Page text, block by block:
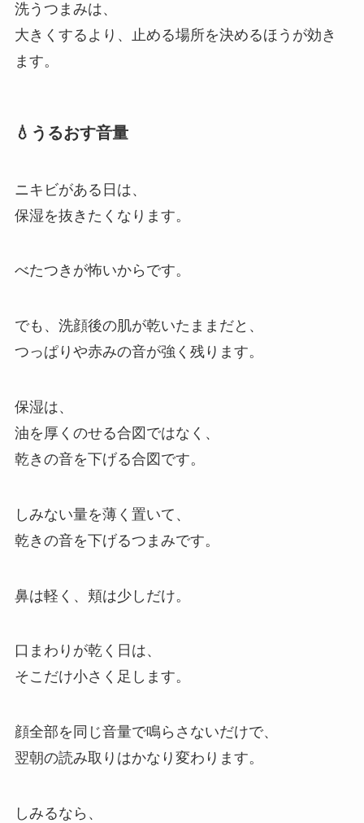
洗うつまみは、
大きくするより、止める場所を決めるほうが効き
ます。
💧うるおす音量
ニキビがある日は、
保湿を抜きたくなります。
べたつきが怖いからです。
でも、洗顔後の肌が乾いたままだと、
つっぱりや赤みの音が強く残ります。
保湿は、
油を厚くのせる合図ではなく、
乾きの音を下げる合図です。
しみない量を薄く置いて、
乾きの音を下げるつまみです。
鼻は軽く、頬は少しだけ。
口まわりが乾く日は、
そこだけ小さく足します。
顔全部を同じ音量で鳴らさないだけで、
翌朝の読み取りはかなり変わります。
しみるなら、